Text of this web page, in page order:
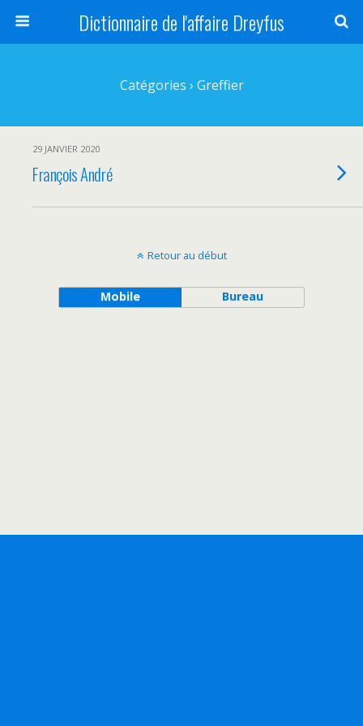
Dictionnaire de l'affaire Dreyfus
Catégories › Greffier
29 JANVIER 2020
François André
Retour au début
Mobile Bureau